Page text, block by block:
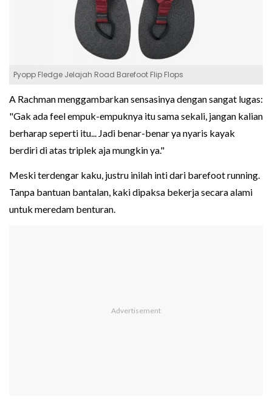
Pyopp Fledge Jelajah Road Barefoot Flip Flops
A Rachman menggambarkan sensasinya dengan sangat lugas:
"Gak ada feel empuk-empuknya itu sama sekali, jangan kalian
berharap seperti itu... Jadi benar-benar ya nyaris kayak
berdiri di atas triplek aja mungkin ya."
Meski terdengar kaku, justru inilah inti dari barefoot running.
Tanpa bantuan bantalan, kaki dipaksa bekerja secara alami
untuk meredam benturan.